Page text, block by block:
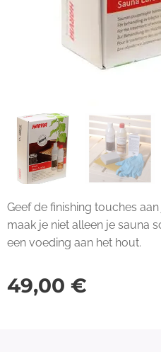
Geef de finishing touches
maak je niet alleen je sauna
een voeding aan het hout.
49,00 €